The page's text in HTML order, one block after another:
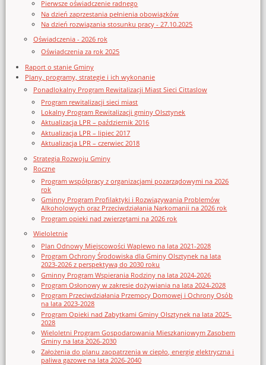
Pierwsze oświadczenie radnego
Na dzień zaprzestania pełnienia obowiązków
Na dzień rozwiązania stosunku pracy - 27.10.2025
Oświadczenia - 2026 rok
Oświadczenia za rok 2025
Raport o stanie Gminy
Plany, programy, strategie i ich wykonanie
Ponadlokalny Program Rewitalizacji Miast Sieci Cittaslow
Program rewitalizacji sieci miast
Lokalny Program Rewitalizacji gminy Olsztynek
Aktualizacja LPR – październik 2016
Aktualizacja LPR – lipiec 2017
Aktualizacja LPR – czerwiec 2018
Strategia Rozwoju Gminy
Roczne
Program współpracy z organizacjami pozarządowymi na 2026
rok
Gminny Program Profilaktyki i Rozwiązywania Problemów
Alkoholowych oraz Przeciwdziałania Narkomanii na 2026 rok
Program opieki nad zwierzętami na 2026 rok
Wieloletnie
Plan Odnowy Miejscowości Waplewo na lata 2021-2028
Program Ochrony Środowiska dla Gminy Olsztynek na lata
2023-2026 z perspektywą do 2030 roku
Gminny Program Wspierania Rodziny na lata 2024-2026
Program Osłonowy w zakresie dożywiania na lata 2024-2028
Program Przeciwdziałania Przemocy Domowej i Ochrony Osób
na lata 2023-2028
Program Opieki nad Zabytkami Gminy Olsztynek na lata 2025-
2028
Wieloletni Program Gospodarowania Mieszkaniowym Zasobem
Gminy na lata 2026-2030
Założenia do planu zaopatrzenia w ciepło, energię elektryczna i
paliwa gazowe na lata 2026-2040